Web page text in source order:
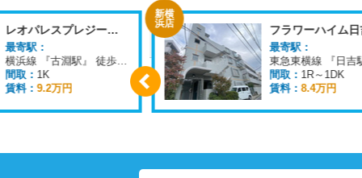
レオパレスプレジール町田
最寄駅：
横浜線 『古淵駅』 徒歩
15
間取： 1K
賃料：9.2万円
フラワーハイム
新横
浜店
最寄駅：
間取： 1R～1DK
賃料：8.4万円